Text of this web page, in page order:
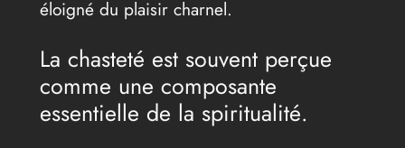
éloigné du plaisir charnel.
La chasteté est souvent perçue
comme une composante
essentielle de la spiritualité.